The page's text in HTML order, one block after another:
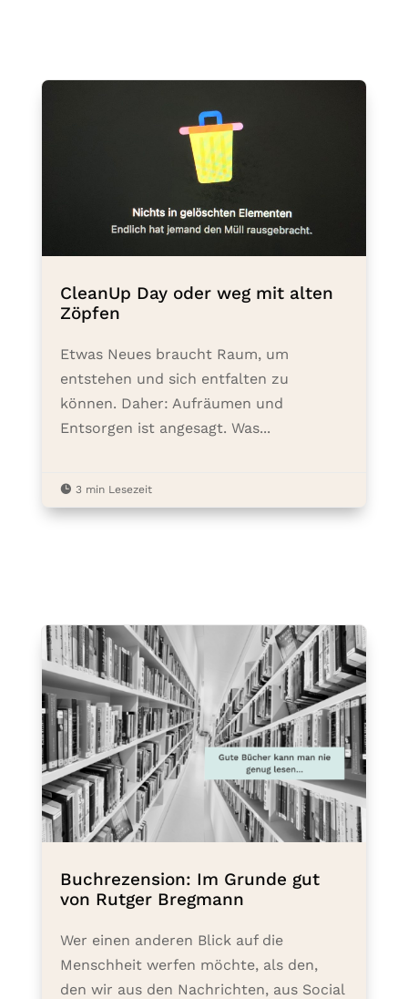
CleanUp Day oder weg mit alten
Zöpfen
Etwas Neues braucht Raum, um
entstehen und sich entfalten zu
können. Daher: Aufräumen und
Entsorgen ist angesagt. Was...
 3 min Lesezeit
Buchrezension: Im Grunde gut
von Rutger Bregmann
Wer einen anderen Blick auf die
Menschheit werfen möchte, als den,
den wir aus den Nachrichten, aus Social